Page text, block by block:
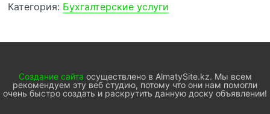
Категория: Бухгалтерские услуги
Создание сайта осуществлено в AlmatySite.kz. Мы всем
рекомендуем эту веб студию, потому что они нам помогли
очень быстро создать и раскрутить данную доску объявлении!